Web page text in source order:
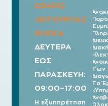
ΩΡΑΡΙΟ
ΛΕΙΤΟΥΡΓΙΑΣ
ΦΟΡΕΑ
ΔΕΥΤΕΡΑ
ΕΩΣ
ΠΑΡΑΣΚΕΥΗ:
09:00–17:00
Η εξυπηρέτηση
Των
Το
07/08
2026